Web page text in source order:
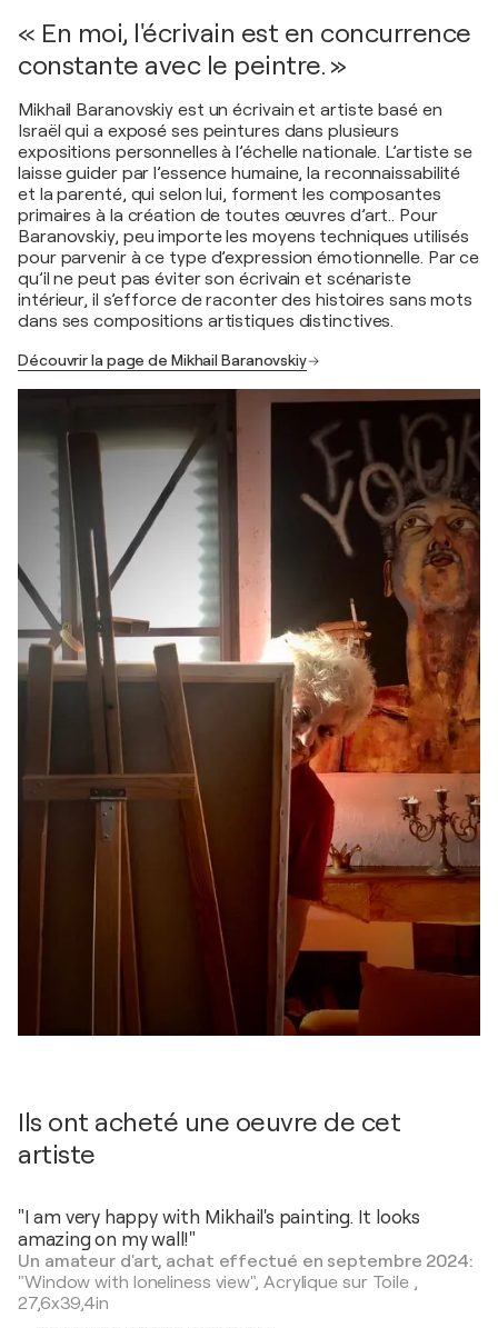
« En moi, l'écrivain est en concurrence
constante avec le peintre. »
Mikhail Baranovskiy est un écrivain et artiste basé en
Israël qui a exposé ses peintures dans plusieurs
expositions personnelles à l’échelle nationale. L’artiste se
laisse guider par l’essence humaine, la reconnaissabilité
et la parenté, qui selon lui, forment les composantes
primaires à la création de toutes œuvres d’art.. Pour
Baranovskiy, peu importe les moyens techniques utilisés
pour parvenir à ce type d’expression émotionnelle. Par ce
qu’il ne peut pas éviter son écrivain et scénariste
intérieur, il s’efforce de raconter des histoires sans mots
dans ses compositions artistiques distinctives.
Découvrir la page de Mikhail Baranovskiy
Ils ont acheté une oeuvre de cet
artiste
"I am very happy with Mikhail's painting. It looks
amazing on my wall!"
Un amateur d'art, achat effectué en septembre 2024:
"Window with loneliness view", Acrylique sur Toile ,
27,6x39,4in